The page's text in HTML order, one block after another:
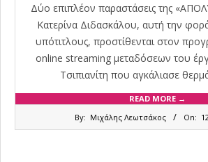
Δύο επιπλέον παραστάσεις της
Κατερίνα Διδασκάλου, αυτή την
υπότιτλους, προστίθενται στον
online streaming μεταδόσεων του
Τσιπιανίτη που αγκάλιασε
READ MORE →
By: Μιχάλης Λεωτσάκος On: